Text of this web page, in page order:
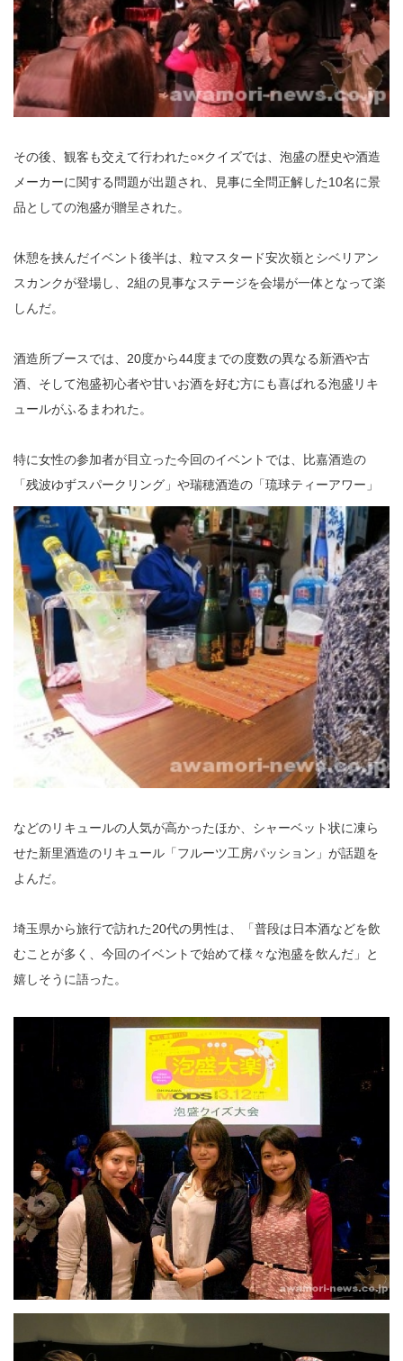
その後、観客も交えて行われた○×クイズでは、泡盛の歴史や酒造
メーカーに関する問題が出題され、見事に全問正解した10名に景
品としての泡盛が贈呈された。
休憩を挟んだイベント後半は、粒マスタード安次嶺とシベリアン
スカンクが登場し、2組の見事なステージを会場が一体となって楽
しんだ。
酒造所ブースでは、20度から44度までの度数の異なる新酒や古
酒、そして泡盛初心者や甘いお酒を好む方にも喜ばれる泡盛リキ
ュールがふるまわれた。
特に女性の参加者が目立った今回のイベントでは、比嘉酒造の
「残波ゆずスパークリング」 や瑞穂酒造の「琉球ティーアワー」
などのリキュールの人気が高かったほか、シャーベット状に凍ら
せた新里酒造のリキュール「フルーツ工房パッション」が話題を
よんだ。
埼玉県から旅行で訪れた20代の男性は、「普段は日本酒などを飲
むことが多く、今回のイベントで始めて様々な泡盛を飲んだ」と
嬉しそうに語った。